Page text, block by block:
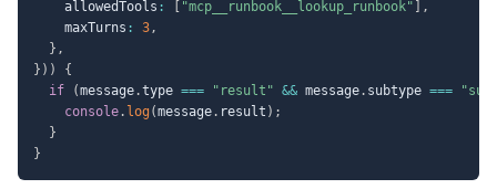
    allowedTools
: "mcp__runbook__lookup_runbook"
,
    maxTurns
: 3,
} ,
} ) )
{
if
(message.type === "result" && message. subtype ===
console. log (message. result ) ;
}
}